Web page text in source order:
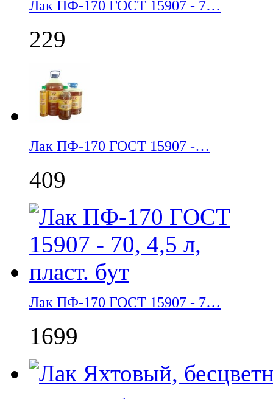
Лак ПФ-170 ГОСТ 15907 - 7…
229
Лак ПФ-170 ГОСТ 15907 -…
409
Лак ПФ-170 ГОСТ 15907 - 7…
1699